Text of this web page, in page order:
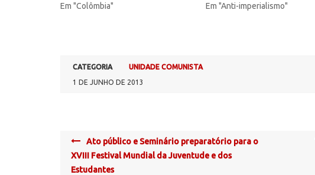
Em "Colômbia"
Em "Anti-imperialismo"
CATEGORIA
UNIDADE COMUNISTA
1 DE JUNHO DE 2013
Post
navigation
Ato público e Seminário preparatório para o
XVIII Festival Mundial da Juventude e dos
Estudantes